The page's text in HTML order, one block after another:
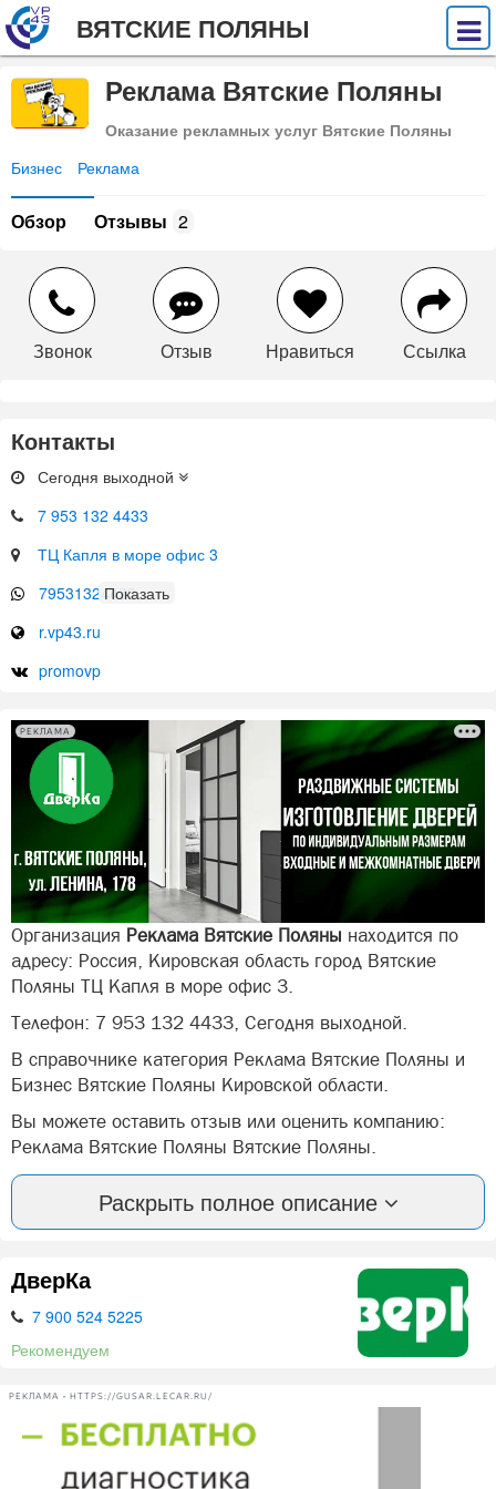
ВЯТСКИЕ ПОЛЯНЫ
Реклама Вятские Поляны
Оказание рекламных услуг Вятские Поляны
Бизнес Реклама
Обзор Отзывы 2
Звонок Отзыв Нравиться Ссылка
Контакты
Сегодня выходной
7 953 132 4433
ТЦ Капля в море офис 3
79531324433
r.vp43.ru
promovp
РЕКЛАМА
Организация Реклама Вятские Поляны находится по
адресу: Россия, Кировская область город Вятские
Поляны ТЦ Капля в море офис 3.
Телефон: 7 953 132 4433, Сегодня выходной.
В справочнике категория Реклама Вятские Поляны и
Бизнес Вятские Поляны Кировской области.
Вы можете оставить отзыв или оценить компанию:
Реклама Вятские Поляны Вятские Поляны.
А так же, задать вопрос представителями фирмы:
Реклама Вятские Поляны в Вятских Полян.
Добро пожаловать на наш сайт! Мы - молодая
компания, предоставляющая консультационные услуги
в рекламе города Вятские Поляны и района. Наша
вам необходима, и самое главное, с вашим бюджетом.
Мы наладили дилерскую сеть со всеми изданиями и
городе и районе, и теперь можем точно определять
Раскрыть полное описание
ДверКа
7 900 524 5225
Рекомендуем
РЕКЛАМА • HTTPS://GUSAR.LECAR.RU/